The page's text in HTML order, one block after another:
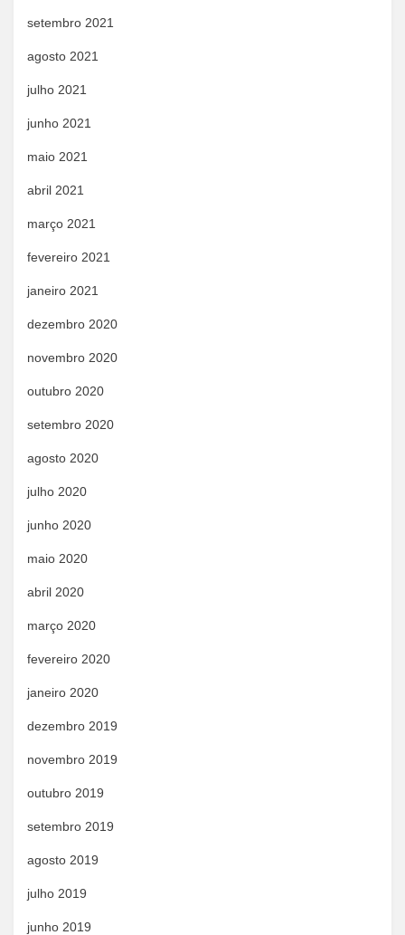
setembro 2021
agosto 2021
julho 2021
junho 2021
maio 2021
abril 2021
março 2021
fevereiro 2021
janeiro 2021
dezembro 2020
novembro 2020
outubro 2020
setembro 2020
agosto 2020
julho 2020
junho 2020
maio 2020
abril 2020
março 2020
fevereiro 2020
janeiro 2020
dezembro 2019
novembro 2019
outubro 2019
setembro 2019
agosto 2019
julho 2019
junho 2019